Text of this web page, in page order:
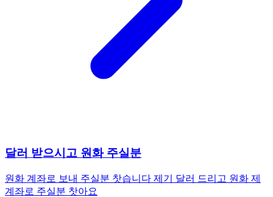
달러 받으시고 원화 주실분
원화 계좌로 보내 주실분 찻습니다 제기 달러 드리고 원화 제
계좌로 주실분 찻아요